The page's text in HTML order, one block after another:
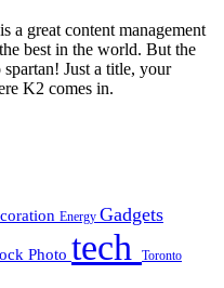
a great content management
best in the world. But the
Just a title, your
K2 comes in.
Energy Gadgets
Photo tech Toronto